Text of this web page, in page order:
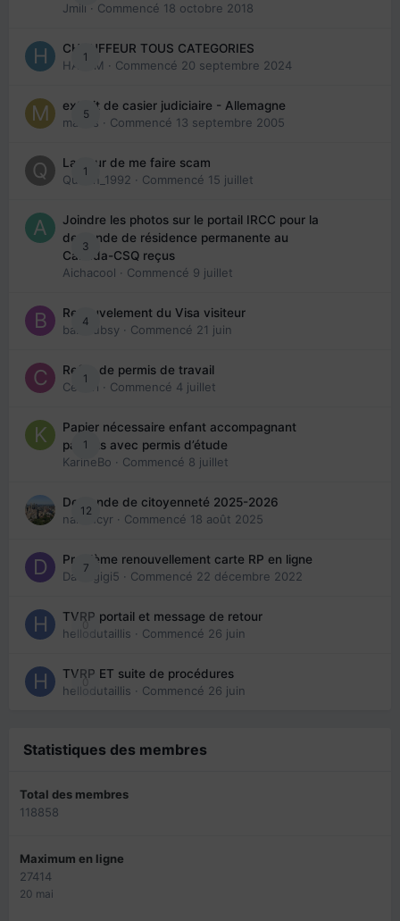
Jmili · Commencé 18 octobre 2018
1
CHAUFFEUR TOUS CATEGORIES
HAZEM · Commencé 20 septembre 2024
5
extrait de casier judiciaire - Allemagne
maries · Commencé 13 septembre 2005
1
La peur de me faire scam
Queen_1992 · Commencé 15 juillet
3
Joindre les photos sur le portail IRCC pour la
demande de résidence permanente au
Canada-CSQ reçus
Aichacool · Commencé 9 juillet
4
Renouvelement du Visa visiteur
babibubsy · Commencé 21 juin
1
Refus de permis de travail
Cedbri · Commencé 4 juillet
1
Papier nécessaire enfant accompagnant
parents avec permis d’étude
KarineBo · Commencé 8 juillet
12
Demande de citoyenneté 2025-2026
nanancyr · Commencé 18 août 2025
7
Problème renouvellement carte RP en ligne
Davidgigi5 · Commencé 22 décembre 2022
0
TVRP portail et message de retour
hellodutaillis · Commencé 26 juin
0
TVRP ET suite de procédures
hellodutaillis · Commencé 26 juin
Statistiques des membres
Total des membres
118858
Maximum en ligne
27414
20 mai